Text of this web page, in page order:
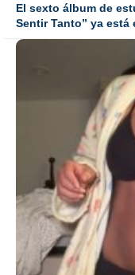
El sexto álbum de
Sentir Tanto” ya está